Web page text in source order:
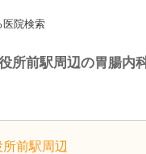
医院検索
所前駅周辺の胃腸内
前駅周辺